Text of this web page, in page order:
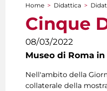
Tu sei qui
Home > Didattica >
Cinque
08/03/2022
Museo di Roma
Nell'ambito della
collaterale della